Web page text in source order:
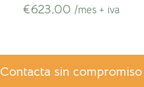
€623,00 /mes + iva
Contacta sin compromiso